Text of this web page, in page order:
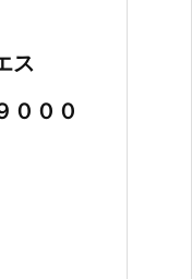
ス
０００